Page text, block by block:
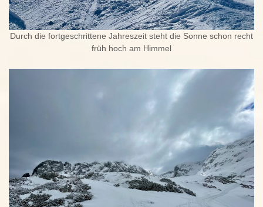
Durch die fortgeschrittene Jahreszeit steht die Sonne schon recht
früh hoch am Himmel